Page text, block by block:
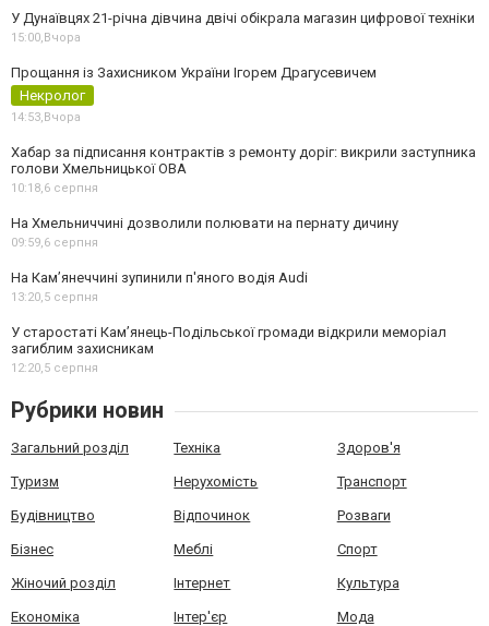
У Дунаївцях 21-річна дівчина двічі обікрала магазин цифрової техніки
15:00,Вчора
Прощання із Захисником України Ігорем Драгусевичем
Некролог
14:53,Вчора
Хабар за підписання контрактів з ремонту доріг: викрили заступника
голови Хмельницької ОВА
10:18,6 серпня
На Хмельниччині дозволили полювати на пернату дичину
09:59,6 серпня
На Камʼянеччині зупинили п'яного водія Audi
13:20,5 серпня
У старостаті Кам’янець-Подільської громади відкрили меморіал
загиблим захисникам
12:20,5 серпня
Рубрики новин
Загальний розділ Техніка Здоров'я
Туризм Нерухомість Транспорт
Будівництво Відпочинок Розваги
Бізнес Меблі Спорт
Жіночий розділ Інтернет Культура
Економіка Інтер'єр Мода